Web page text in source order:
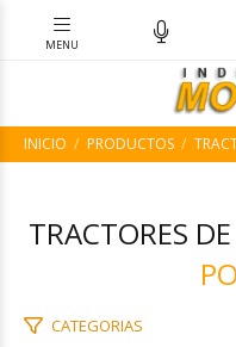
INICIO PRODUCTOS
TRACTORES
CATEGORIAS